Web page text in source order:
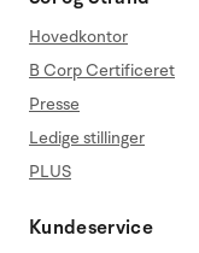
Hovedkontor
B Corp Certificeret
Presse
Ledige stillinger
PLUS
Kundeservice